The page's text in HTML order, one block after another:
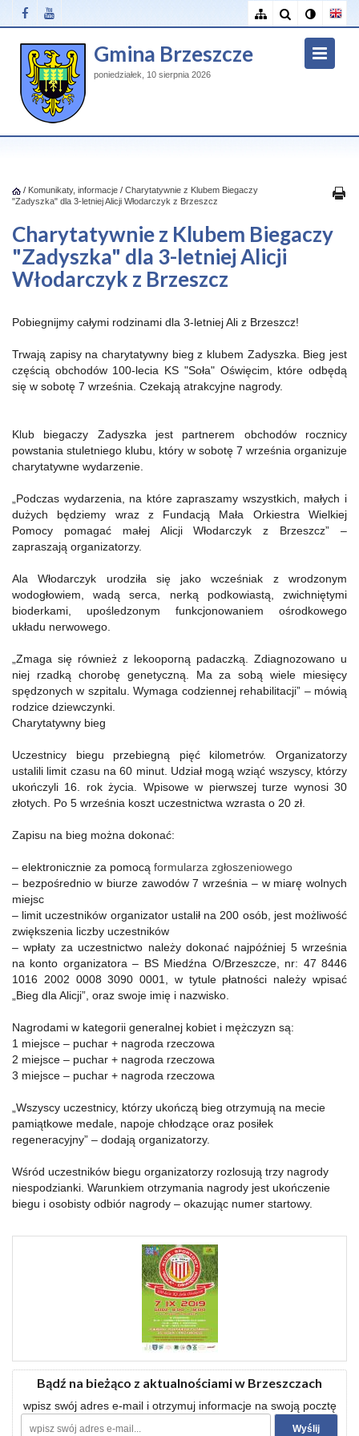
Gmina Brzeszcze
poniedziałek, 10 sierpnia 2026
/ Komunikaty, informacje / Charytatywnie z Klubem Biegaczy
"Zadyszka" dla 3-letniej Alicji Włodarczyk z Brzeszcz
Charytatywnie z Klubem Biegaczy
"Zadyszka" dla 3-letniej Alicji
Włodarczyk z Brzeszcz
Pobiegnijmy całymi rodzinami dla 3-letniej Ali z Brzeszcz!
Trwają zapisy na charytatywny bieg z klubem Zadyszka. Bieg jest
częścią obchodów 100-lecia KS "Soła" Oświęcim, które odbędą
się w sobotę 7 września. Czekają atrakcyjne nagrody.
Klub biegaczy Zadyszka jest partnerem obchodów rocznicy
powstania stuletniego klubu, który w sobotę 7 września organizuje
charytatywne wydarzenie.
„Podczas wydarzenia, na które zapraszamy wszystkich, małych i
dużych będziemy wraz z Fundacją Mała Orkiestra Wielkiej
Pomocy pomagać małej Alicji Włodarczyk z Brzeszcz” –
zapraszają organizatorzy.
Ala Włodarczyk urodziła się jako wcześniak z wrodzonym
wodogłowiem, wadą serca, nerką podkowiastą, zwichniętymi
bioderkami, upośledzonym funkcjonowaniem ośrodkowego
układu nerwowego.
„Zmaga się również z lekooporną padaczką. Zdiagnozowano u
niej rzadką chorobę genetyczną. Ma za sobą wiele miesięcy
spędzonych w szpitalu. Wymaga codziennej rehabilitacji” – mówią
rodzice dziewczynki.
Charytatywny bieg
Uczestnicy biegu przebiegną pięć kilometrów. Organizatorzy
ustalili limit czasu na 60 minut. Udział mogą wziąć wszyscy, którzy
ukończyli 16. rok życia. Wpisowe w pierwszej turze wynosi 30
złotych. Po 5 września koszt uczestnictwa wzrasta o 20 zł.
Zapisu na bieg można dokonać:
– elektronicznie za pomocą formularza zgłoszeniowego
– bezpośrednio w biurze zawodów 7 września – w miarę wolnych
miejsc
– limit uczestników organizator ustalił na 200 osób, jest możliwość
zwiększenia liczby uczestników
– wpłaty za uczestnictwo należy dokonać najpóźniej 5 września
na konto organizatora – BS Miedźna O/Brzeszcze, nr: 47 8446
1016 2002 0008 3090 0001, w tytule płatności należy wpisać
„Bieg dla Alicji”, oraz swoje imię i nazwisko.
Nagrodami w kategorii generalnej kobiet i mężczyzn są:
1 miejsce – puchar + nagroda rzeczowa
2 miejsce – puchar + nagroda rzeczowa
3 miejsce – puchar + nagroda rzeczowa
„Wszyscy uczestnicy, którzy ukończą bieg otrzymują na mecie
pamiątkowe medale, napoje chłodzące oraz posiłek
regeneracyjny” – dodają organizatorzy.
Wśród uczestników biegu organizatorzy rozlosują trzy nagrody
niespodzianki. Warunkiem otrzymania nagrody jest ukończenie
biegu i osobisty odbiór nagrody – okazując numer startowy.
Bądź na bieżąco z aktualnościami w Brzeszczach
wpisz swój adres e-mail i otrzymuj informacje na swoją pocztę